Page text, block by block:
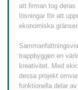
att firman tog deras
lösningar för att
ekonomiska gränser.
trappbyggen en
kreativitet. Med
dessa projekt
funktionella delar